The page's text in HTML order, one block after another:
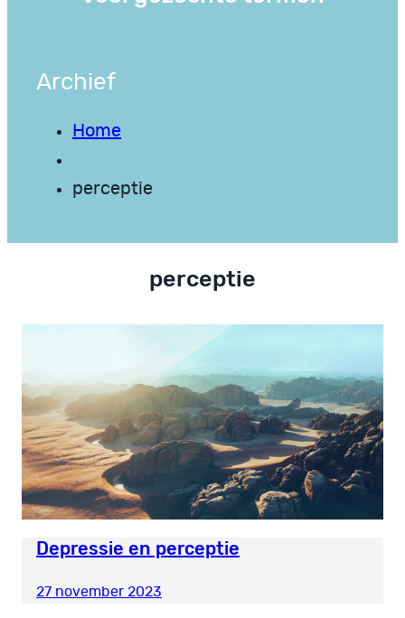
Archief
Home
perceptie
perceptie
Depressie en perceptie
27 november 2023